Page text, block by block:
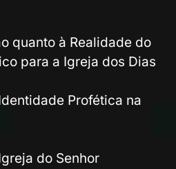
quanto à Realidade do
para a Igreja dos Dias
Profética na
do Senhor